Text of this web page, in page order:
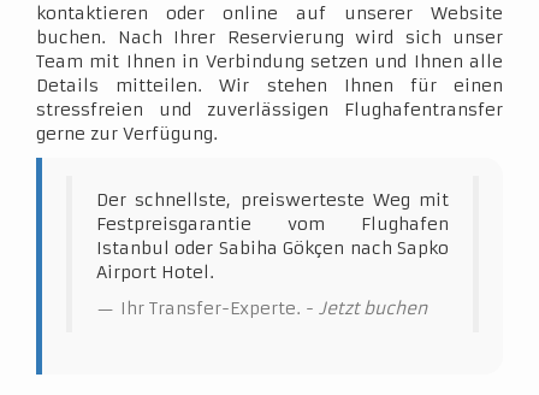
kontaktieren oder online auf unserer Website
buchen. Nach Ihrer Reservierung wird sich unser
Team mit Ihnen in Verbindung setzen und Ihnen alle
Details mitteilen. Wir stehen Ihnen für einen
stressfreien und zuverlässigen Flughafentransfer
gerne zur Verfügung.
Der schnellste, preiswerteste Weg mit
Festpreisgarantie vom Flughafen
Istanbul oder Sabiha Gökçen nach Sapko
Airport Hotel.
Ihr Transfer-Experte. - Jetzt buchen